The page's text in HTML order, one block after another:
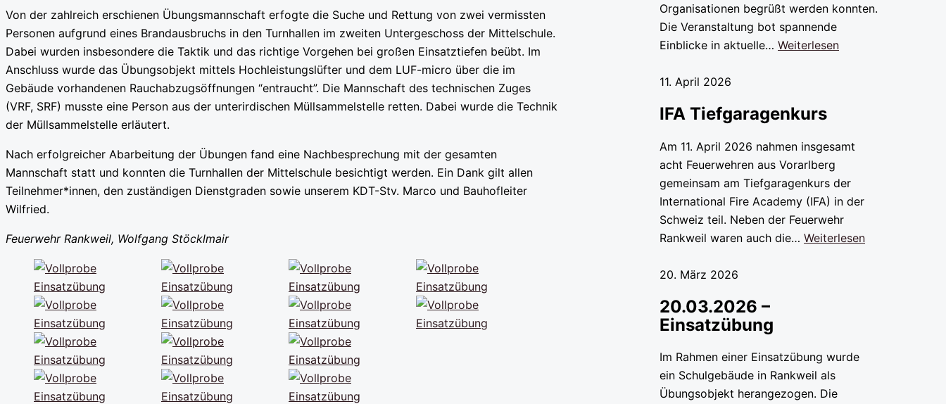
Von der zahlreich erschienen Übungsmannschaft erfogte die Suche und Rettung von zwei vermissten
Personen aufgrund eines Brandausbruchs in den Turnhallen im zweiten Untergeschoss der Mittelschule.
Dabei wurden insbesondere die Taktik und das richtige Vorgehen bei großen Einsatztiefen beübt. Im
Anschluss wurde das Übungsobjekt mittels Hochleistungslüfter und dem LUF-micro über die im
Gebäude vorhandenen Rauchabzugsöffnungen “entraucht”. Die Mannschaft des technischen Zuges
(VRF, SRF) musste eine Person aus der unterirdischen Müllsammelstelle retten. Dabei wurde die Technik
der Müllsammelstelle erläutert.
Nach erfolgreicher Abarbeitung der Übungen fand eine Nachbesprechung mit der gesamten
Mannschaft statt und konnten die Turnhallen der Mittelschule besichtigt werden. Ein Dank gilt allen
Teilnehmer*innen, den zuständigen Dienstgraden sowie unserem KDT-Stv. Marco und Bauhofleiter
Wilfried.
Feuerwehr Rankweil, Wolfgang Stöcklmair
Organisationen begrüßt werden konnten.
Die Veranstaltung bot spannende
Einblicke in aktuelle…Weiterlesen
11. April 2026
IFA Tiefgaragenkurs
Am 11. April 2026 nahmen insgesamt
acht Feuerwehren aus Vorarlberg
gemeinsam am Tiefgaragenkurs der
International Fire Academy (IFA) in der
Schweiz teil. Neben der Feuerwehr
Rankweil waren auch die…Weiterlesen
20. März 2026
20.03.2026 –
Einsatzübung
Im Rahmen einer Einsatzübung wurde
ein Schulgebäude in Rankweil als
Übungsobjekt herangezogen. Die